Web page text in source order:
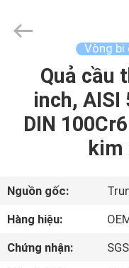
TRANG
CHỦ
PHẨM
VỀ
engineering
import
Vòng bi
Quả cầu
inch, AISI
DIN
kim
Nguồn gốc:
Hàng hiệu:
Chứng nhận: